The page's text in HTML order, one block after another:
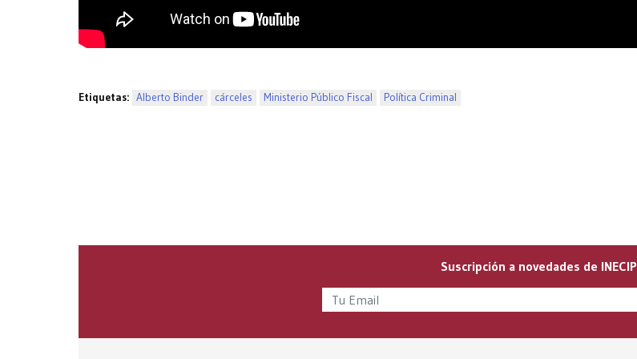
Etiquetas: Alberto Binder cárceles Ministerio Público Fiscal Política Criminal
Suscripción a novedades de INECIP